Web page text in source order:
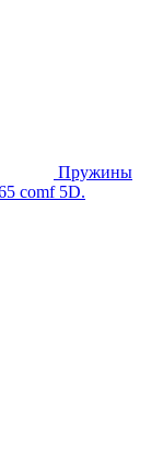
Пружины
comf 5D.